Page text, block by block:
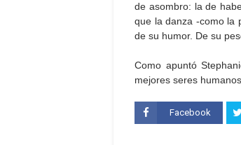
de asombro: la de
que la danza -como la
de su humor. De su
Como apuntó
mejores seres
Facebook